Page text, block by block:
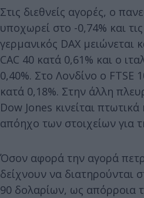
Στις διεθνείς αγορές, ο
υποχωρεί στο -0,74% και
γερμανικός DAX μειώνεται
CAC 40 κατά 0,61% και ο
0,40%. Στο Λονδίνο ο FTSE
κατά 0,18%. Στην άλλη
Dow Jones κινείται
απόηχο των στοιχείων για
Όσον αφορά την αγορά
δείχνουν να διατηρούνται
90 δολαρίων, ως απόρροια